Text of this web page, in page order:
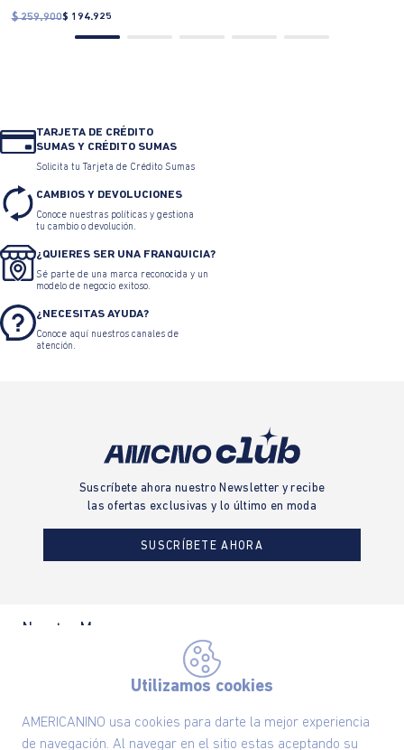
Utilizamos cookies
AMERICANINO usa cookies para darte la mejor experiencia
de navegación. Al navegar en el sitio estas aceptando su
$ 259.900$ 194.925
TARJETA DE CRÉDITO
SUMAS Y CRÉDITO SUMAS
Solicita tu Tarjeta de Crédito Sumas
CAMBIOS Y DEVOLUCIONES
Conoce nuestras políticas y gestiona
tu cambio o devolución.
¿QUIERES SER UNA FRANQUICIA?
Sé parte de una marca reconocida y un
modelo de negocio exitoso.
¿NECESITAS AYUDA?
Conoce aquí nuestros canales de
atención.
Suscríbete ahora nuestro Newsletter y recibe
las ofertas exclusivas y lo último en moda
SUSCRÍBETE AHORA
Nuestra Marca
Políticas